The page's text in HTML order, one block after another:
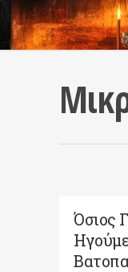
Όσιος